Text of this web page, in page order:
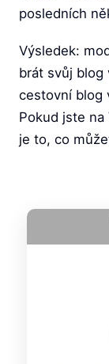
posledních
Výsledek:
brát svůj blog
cestovní blog
Pokud jste na
je to, co